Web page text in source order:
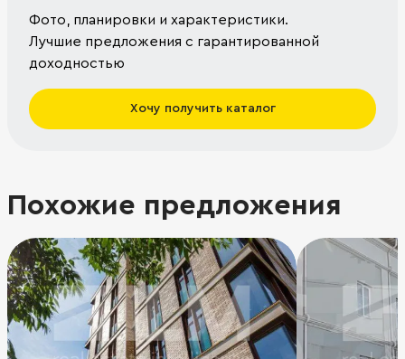
Фото, планировки и характеристики.
Лучшие предложения с гарантированной
доходностью
Хочу получить каталог
Похожие предложения